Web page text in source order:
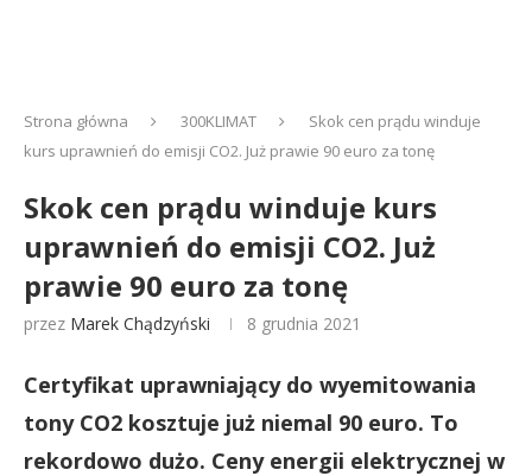
Strona główna 300KLIMAT
Skok cen prądu winduje
kurs uprawnień do emisji CO2. Już prawie 90 euro za tonę
Skok cen prądu winduje kurs
uprawnień do emisji CO2. Już
prawie 90 euro za tonę
przez Marek Chądzyński 8 grudnia 2021
Certyfikat uprawniający do wyemitowania
tony CO2 kosztuje już niemal 90 euro. To
rekordowo dużo. Ceny energii elektrycznej w